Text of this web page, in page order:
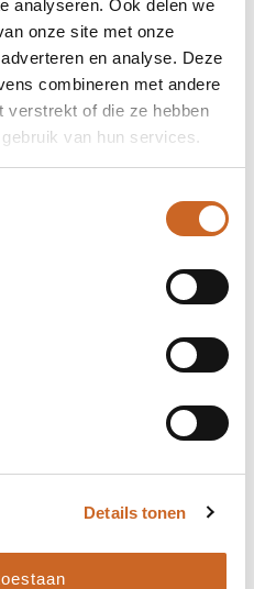
analyseren. Ook delen we
onze site met onze
en analyse. Deze
combineren met andere
verstrekt of die ze hebben
van hun services.
Details tonen
centraal. Daarom
maar
aansluit op jouw
kunnen we eventuele
of een gewenste